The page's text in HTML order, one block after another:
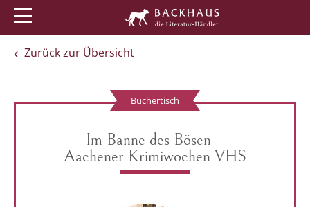
Zurück zur Übersicht
Büchertisch
Im Banne des Bösen –
Aachener Krimiwochen VHS